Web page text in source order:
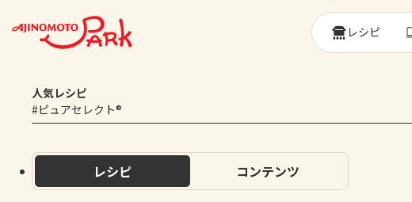
レシピ
人気レシピ
#ピュアセレクト®
レシピ コンテンツ